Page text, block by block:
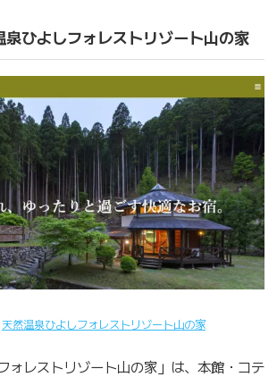
泉ひよしフォレストリゾート山の家
天然温泉ひよしフォレストリゾート山の家
ォレストリゾート山の家」は、本館・コテ